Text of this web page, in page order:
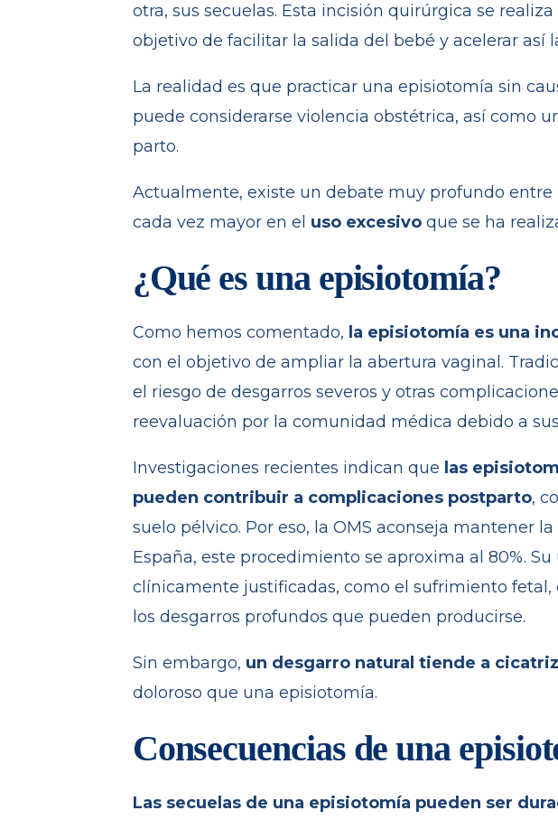
otra, sus secuelas. Esta incisión quirúrgica se
objetivo de facilitar la salida del bebé y acelerar así
La realidad es que practicar una episiotomía sin
puede considerarse violencia obstétrica, así como
parto.
Actualmente, existe un debate muy profundo entre
cada vez mayor en el uso excesivoque se ha
¿Qué es una episiotomía?
Como hemos comentado, la episiotomía es una
con el objetivo de ampliar la abertura vaginal.
el riesgo de desgarros severos y otras
reevaluación por la comunidad médica debido a sus
Investigaciones recientes indican que las
pueden contribuir a complicaciones postparto,
suelo pélvico. Por eso, la OMS aconseja mantener
España, este procedimiento se aproxima al 80%.
clínicamente justificadas, como el sufrimiento
los desgarros profundos que pueden producirse.
Sin embargo, un desgarro natural tiende a
doloroso que una episiotomía.
Consecuencias de una
Las secuelas de una episiotomía pueden ser